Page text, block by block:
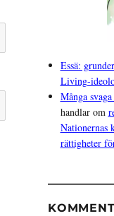
Essä:
Living-
Många
handlar om
Nationernas
rättigheter